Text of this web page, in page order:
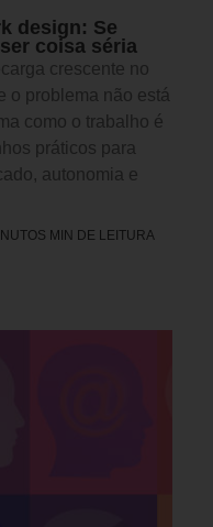
design: Se
coisa séria
crescente no
o problema não está
como o trabalho é
práticos para
autonomia e
MIN DE LEITURA